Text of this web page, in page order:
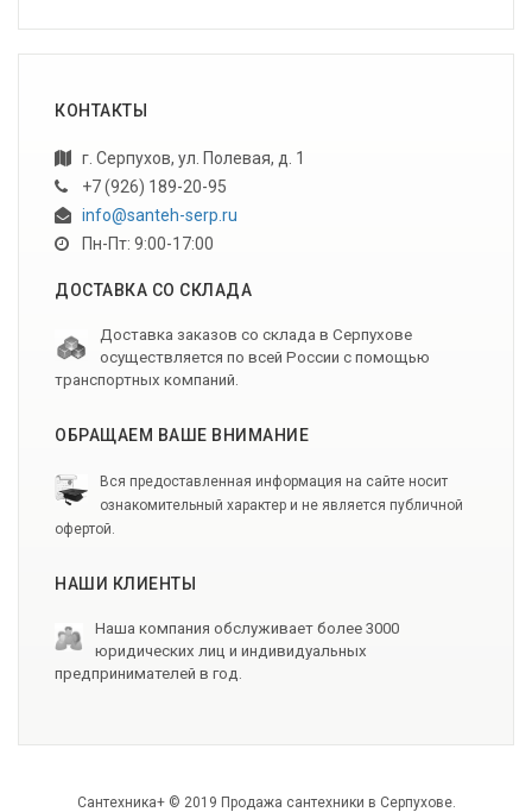
КОНТАКТЫ
г. Серпухов, ул. Полевая, д. 1
+7 (926) 189-20-95
info@santeh-serp.ru
Пн-Пт: 9:00-17:00
ДОСТАВКА СО СКЛАДА
Доставка заказов со склада в Серпухове
осуществляется по всей России с помощью
транспортных компаний.
ОБРАЩАЕМ ВАШЕ ВНИМАНИЕ
Вся предоставленная информация на сайте носит
ознакомительный характер и не является публичной
офертой.
НАШИ КЛИЕНТЫ
Наша компания обслуживает более 3000
юридических лиц и индивидуальных
предпринимателей в год.
Сантехника+ © 2019 Продажа сантехники в Серпухове.